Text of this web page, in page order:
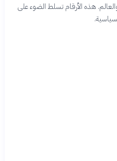
هذه الأرقام تسلط الضوء على